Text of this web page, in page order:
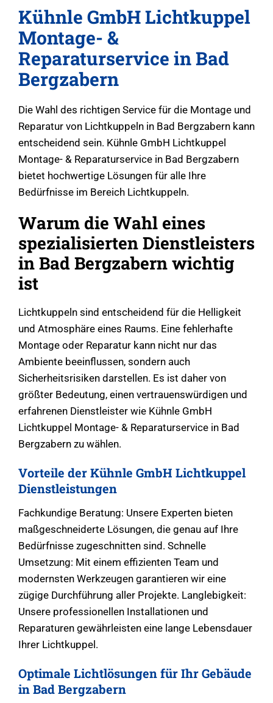
Kühnle GmbH Lichtkuppel
Montage- &
Reparaturservice in Bad
Bergzabern
Die Wahl des richtigen Service für die Montage und
Reparatur von Lichtkuppeln in Bad Bergzabern kann
entscheidend sein. Kühnle GmbH Lichtkuppel
Montage- & Reparaturservice in Bad Bergzabern
bietet hochwertige Lösungen für alle Ihre
Bedürfnisse im Bereich Lichtkuppeln.
Warum die Wahl eines
spezialisierten Dienstleisters
in Bad Bergzabern wichtig
ist
Lichtkuppeln sind entscheidend für die Helligkeit
und Atmosphäre eines Raums. Eine fehlerhafte
Montage oder Reparatur kann nicht nur das
Ambiente beeinflussen, sondern auch
Sicherheitsrisiken darstellen. Es ist daher von
größter Bedeutung, einen vertrauenswürdigen und
erfahrenen Dienstleister wie Kühnle GmbH
Lichtkuppel Montage- & Reparaturservice in Bad
Bergzabern zu wählen.
Vorteile der Kühnle GmbH Lichtkuppel
Dienstleistungen
Fachkundige Beratung: Unsere Experten bieten
maßgeschneiderte Lösungen, die genau auf Ihre
Bedürfnisse zugeschnitten sind. Schnelle
Umsetzung: Mit einem effizienten Team und
modernsten Werkzeugen garantieren wir eine
zügige Durchführung aller Projekte. Langlebigkeit:
Unsere professionellen Installationen und
Reparaturen gewährleisten eine lange Lebensdauer
Ihrer Lichtkuppel.
Optimale Lichtlösungen für Ihr Gebäude
in Bad Bergzabern